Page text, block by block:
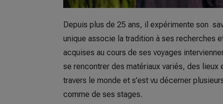
Depuis plus de 25 ans, il expérimente son
unique associe la tradition à ses recherches
acquises au cours de ses voyages
se rencontrer des matériaux variés, des
travers le monde et s’est vu décerner
comme de ses stages.